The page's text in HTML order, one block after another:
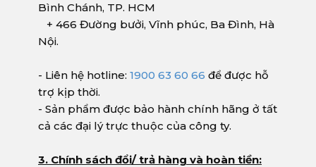
Bình Chánh, TP. HCM
+ 466 Đường bưởi, Vĩnh phúc, Ba Đình, Hà
Nội.
- Liên hệ hotline: 1900 63 60 66 để được hỗ
trợ kịp thời.
- Sản phẩm được bảo hành chính hãng ở tất
cả các đại lý trực thuộc của công ty.
3. Chính sách đổi/ trả hàng và hoàn tiền: